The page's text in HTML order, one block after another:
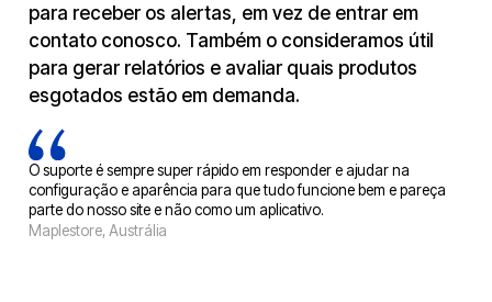
para receber os alertas, em vez de entrar em
contato conosco. Também o consideramos útil
para gerar relatórios e avaliar quais produtos
esgotados estão em demanda.
O suporte é sempre super rápido em responder e ajudar na
configuração e aparência para que tudo funcione bem e pareça
parte do nosso site e não como um aplicativo.
Maplestore, Austrália